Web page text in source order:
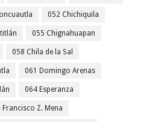
052 Chichiquila
055 Chignahuapan
058 Chila de la Sal
061 Domingo Arenas
064 Esperanza
Francisco Z. Mena